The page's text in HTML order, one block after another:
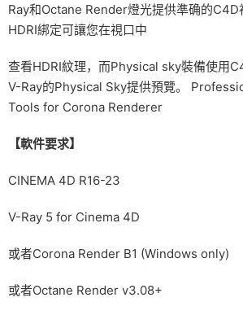
Ray和Octane Render燈光提供準确的C4D
HDRI綁定可讓您在視口中
查看HDRI紋理，而Physical sky裝備使用
V-Ray的Physical Sky提供預覽。
Tools for Corona Renderer
【軟件要求】
CINEMA 4D R16-23
V-Ray 5 for Cinema 4D
或者Corona Render B1 (Windows only)
或者Octane Render v3.08+